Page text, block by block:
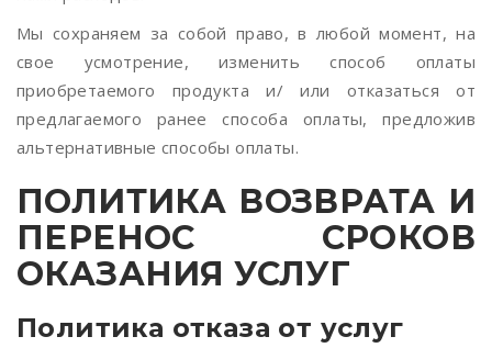
Мы сохраняем за собой право, в любой момент, на
свое усмотрение, изменить способ оплаты
приобретаемого продукта и/ или отказаться от
предлагаемого ранее способа оплаты, предложив
альтернативные способы оплаты.
ПОЛИТИКА ВОЗВРАТА И
ПЕРЕНОС СРОКОВ
ОКАЗАНИЯ УСЛУГ
Политика отказа от услуг